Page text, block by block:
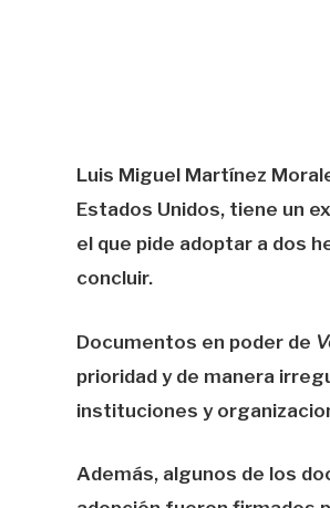
Luis Miguel Martínez
Estados Unidos, tiene un
el que pide adoptar a dos
concluir.
Documentos en poder de
prioridad y de manera
instituciones y
Además, algunos de los